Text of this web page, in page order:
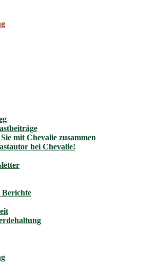
mit Chevalie zusammen
bei Chevalie!
Berichte